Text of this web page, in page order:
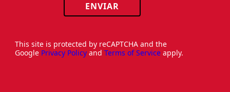
ENVIAR
This site is protected by reCAPTCHA and the
Google Privacy Policy and Terms of Service apply.